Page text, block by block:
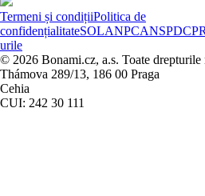
Termeni și condițiiPolitica de
confidențialitateSOLANPCANSPDCP
urile
© 2026 Bonami.cz, a.s. Toate drepturile
Thámova 289/13, 186 00 Praga
Cehia
CUI: 242 30 111